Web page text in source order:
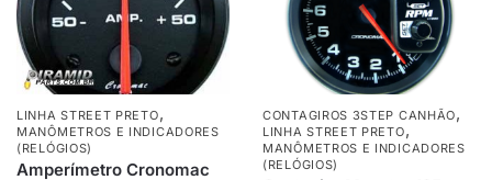
LINHA STREET PRETO,
MANÔMETROS E INDICADORES
(RELÓGIOS)
Amperímetro Cronomac
CONTAGIROS 3STEP CANHÃO,
LINHA STREET PRETO,
MANÔMETROS E INDICADORES
(RELÓGIOS)